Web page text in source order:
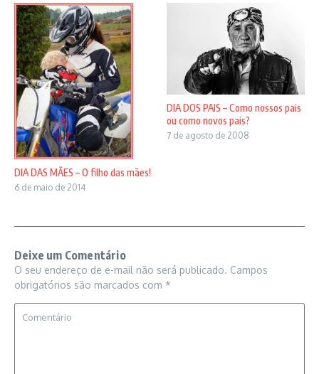
DIA DAS MÃES – O filho das mães!
6 de maio de 2014
DIA DOS PAIS – Como nossos pais
ou como novos pais?
7 de agosto de 2008
Deixe um Comentário
O seu endereço de e-mail não será publicado. Campos
obrigatórios são marcados com *